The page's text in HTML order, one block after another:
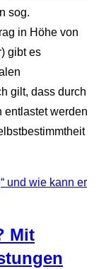
sog.
in Höhe von
gibt es
gilt, dass durch
entlastet werden
und wie kann er
Mit